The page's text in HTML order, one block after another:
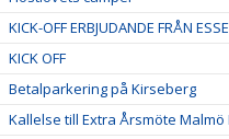
KICK-OFF ERBJUDANDE FRÅN
KICK OFF
Betalparkering på Kirseberg
Kallelse till Extra Årsmöte Malmö